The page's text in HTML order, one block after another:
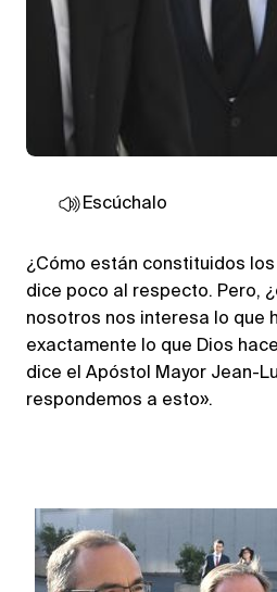
Escúchalo
¿Cómo están constituidos
dice poco al respecto. Pero,
nosotros nos interesa lo que
exactamente lo que Dios
dice el Apóstol Mayor Jean-
respondemos a esto».